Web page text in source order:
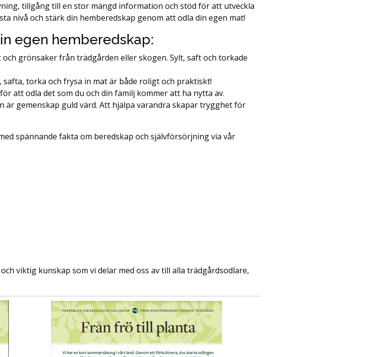
tillgång till en stor mängd information och stöd för att utveckla
nivå och stärk din hemberedskap genom att odla din egen mat!
egen hemberedskap:
grönsaker från trädgården eller skogen. Sylt, saft och torkade
torka och frysa in mat är både roligt och praktiskt!
att odla det som du och din familj kommer att ha nytta av.
är gemenskap guld värd. Att hjälpa varandra skapar trygghet för
spännande fakta om beredskap och självförsörjning via vår
viktig kunskap som vi delar med oss av till alla trädgårdsodlare,